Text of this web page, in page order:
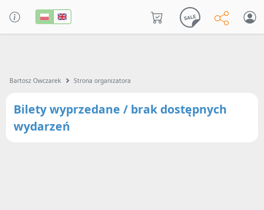
Bartosz Owczarek Strona organizatora
Bilety wyprzedane / brak dostępnych
wydarzeń